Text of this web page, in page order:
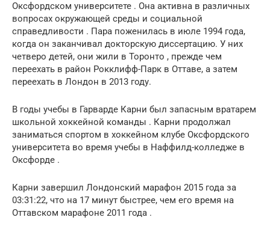
Оксфордском университете . Она активна в различных
вопросах окружающей среды и социальной
справедливости . Пара поженилась в июле 1994 года,
когда он заканчивал докторскую диссертацию. У них
четверо детей, они жили в Торонто , прежде чем
переехать в район Рокклифф-Парк в Оттаве, а затем
переехать в Лондон в 2013 году.
В годы учебы в Гарварде Карни был запасным вратарем
школьной хоккейной команды . Карни продолжал
заниматься спортом в хоккейном клубе Оксфордского
университета во время учебы в Наффилд-колледже в
Оксфорде .
Карни завершил Лондонский марафон 2015 года за
03:31:22, что на 17 минут быстрее, чем его время на
Оттавском марафоне 2011 года .